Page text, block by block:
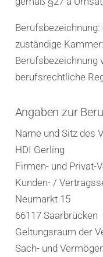
zuständige
Berufsbezeichnung
berufsrechtliche
Angaben zur
Name und Sitz des
HDI Gerling
Firmen- und Privat-
Kunden- /
Neumarkt 15
66117 Saarbrücken
Geltungsraum der
Sach- und